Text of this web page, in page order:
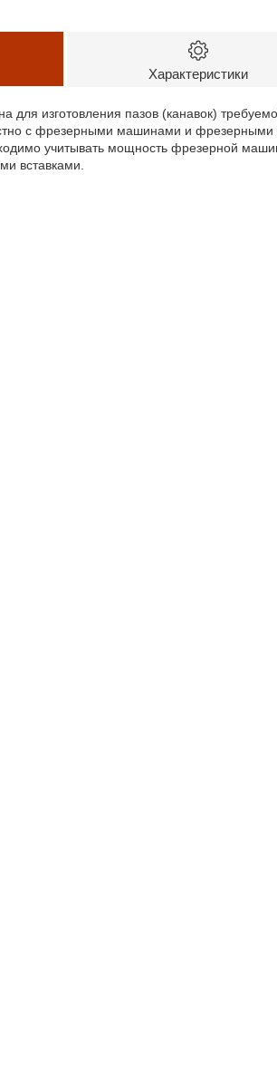
Характеристики
для изготовления пазов (канавок)
с фрезерными машинами и
учитывать мощность фрезерной
вставками.